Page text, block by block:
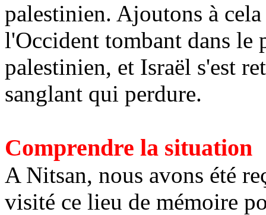
palestinien. Ajoutons à
l'Occident tombant dans le
palestinien, et Israël s'est
sanglant qui perdure.
Comprendre la situation
A Nitsan, nous avons été
visité ce lieu de mémoire